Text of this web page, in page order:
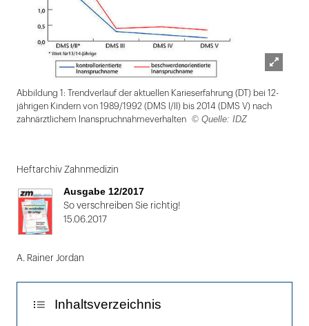
öffnen
Abbildung 1: Trendverlauf der aktuellen Karieserfahrung (DT) bei 12-
jährigen Kindern von 1989/1992 (DMS I/II) bis 2014 (DMS V) nach
zahnärztlichem Inanspruchnahmeverhalten
© Quelle: IDZ
1
von
2
Heftarchiv Zahnmedizin
Ausgabe 12/2017
So verschreiben Sie richtig!
15.06.2017
A. Rainer Jordan
Inhaltsverzeichnis